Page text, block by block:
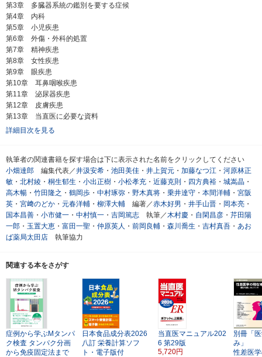
第3章 多臓器系統の鑑別を要する症候
第4章 内科
第5章 小児疾患
第6章 外傷・外科的処置
第7章 精神疾患
第8章 女性疾患
第9章 眼疾患
第10章 耳鼻咽喉疾患
第11章 泌尿器疾患
第12章 皮膚疾患
第13章 当直医に必要な資料
詳細目次を見る
執筆者の関連書籍を探す場合は下に表示された名前をクリックしてください
小畑達郎 編集代表／井汲安希 ・ 池田美佳 ・ 井上賀元 ・ 加藤なつ江 ・ 河原林正
敏 ・ 北村綾 ・ 桐生郁生 ・ 小出正樹 ・ 小松孝充 ・ 近藤克則 ・ 四方典裕 ・ 城嵩晶 ・
高木暢 ・ 竹田隆之 ・ 鶴岡歩 ・ 中村琢弥 ・ 野木真将 ・ 乗井達守 ・ 本間洋輔 ・ 宮阪
英 ・ 宮﨑のどか ・ 元春洋輔 ・ 柳澤大輔 編著／赤木好男 ・ 井手山晋 ・ 岡本亮 ・
国本昌善 ・ 小市健一 ・ 中村慎一 ・ 吉岡篤志 執筆／木村慶 ・ 自閑昌彦 ・ 芹田陽
一郎 ・ 玉置大恵 ・ 富田一聖 ・ 仲原英人 ・ 前岡良輔 ・ 森川喬生 ・ 吉村真吾 ・ あお
ば薬局太田店 執筆協力
関連する本をさがす
症例から学ぶMタンパ
ク検査 タンパク分画
から免疫固定法まで
日本食品成分表2026
八訂 栄養計算ソフ
ト・電子版付
当直医マニュアル202
6 第29版
5,720円
別冊「
み」
性差医